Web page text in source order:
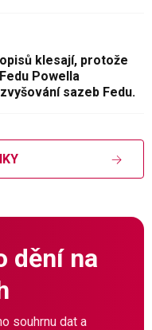
klesají, protože
Powella
sazeb Fedu.
dění na
souhrnu dat a